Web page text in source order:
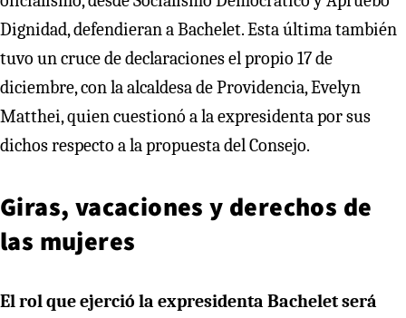
Dignidad, defendieran a Bachelet. Esta última también
tuvo un cruce de declaraciones el propio 17 de
diciembre, con la alcaldesa de Providencia, Evelyn
Matthei, quien cuestionó a la expresidenta por sus
dichos respecto a la propuesta del Consejo.
Giras, vacaciones y derechos de
las mujeres
El rol que ejerció la expresidenta Bachelet será